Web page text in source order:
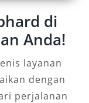
Alphard di
profesional
dukungan
serta
di
Anda!
layanan
dengan
perjalanan